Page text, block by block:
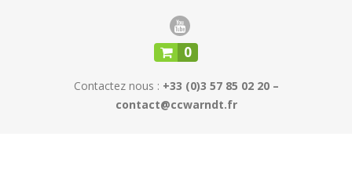
0
Contactez nous : +33 (0)3 57 85 02 20 –
contact@ccwarndt.fr